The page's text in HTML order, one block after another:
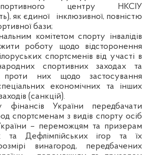
спортивного центру НКСІУ
як єдиної
інклюзивної, повністю
бази;
комітетом спорту інвалідів
роботу щодо відсторонення
спортсменів від участі в
спортивних заходах та
проти них щодо застосування
економічних та інших
(санкцій).
фінансів України передбачати
спортсменам з видів спорту осіб
– переможцям та призерам
та Дефлімпійських ігор та їх
винагород, передбачених